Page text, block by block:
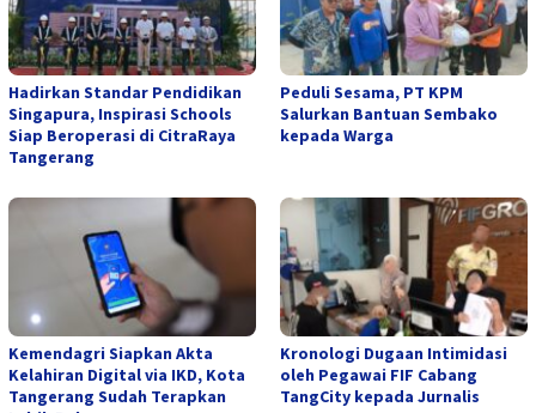
Hadirkan Standar Pendidikan
Singapura, Inspirasi Schools
Siap Beroperasi di CitraRaya
Tangerang
Peduli Sesama, PT KPM
Salurkan Bantuan Sembako
kepada Warga
Kemendagri Siapkan Akta
Kelahiran Digital via IKD, Kota
Tangerang Sudah Terapkan
Kronologi Dugaan Intimidasi
oleh Pegawai FIF Cabang
TangCity kepada Jurnalis